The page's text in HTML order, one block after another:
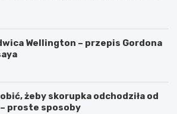
Wellington – przepis Gordona
żeby skorupka odchodziła od
proste sposoby